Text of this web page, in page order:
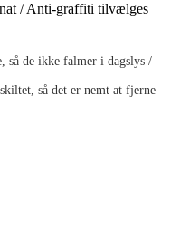
/ Anti-graffiti tilvælges
så de ikke falmer i dagslys /
så det er nemt at fjerne